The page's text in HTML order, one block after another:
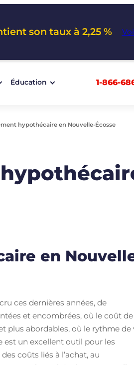
son taux à 2,25 %
Éducation 1-866-
hypothécaire en Nouvelle-Écosse
en
ces dernières années, de
et encombrées, où le coût de
plus abordables, où le rythme de
est un excellent outil pour les
coûts liés à l’achat, au